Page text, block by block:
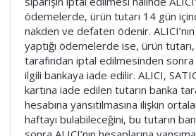
ödemelerde, ürün tutarı 14 gün
nakden ve defaten ödenir.
yaptığı ödemelerde ise, ürün
tarafından iptal edilmesinden
ilgili bankaya iade edilir. ALICI,
kartına iade edilen tutarın banka
hesabına yansıtılmasına ilişkin
haftayı bulabileceğini, bu tutarın